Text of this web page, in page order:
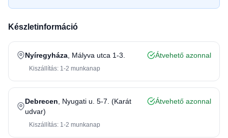
Készletinformáció
Nyíregyháza , Mályva utca 1-3. Átvehető azonnal
Kiszállítás: 1-2 munkanap
Debrecen , Nyugati u. 5-7. (Karát
udvar)
Átvehető azonnal
Kiszállítás: 1-2 munkanap